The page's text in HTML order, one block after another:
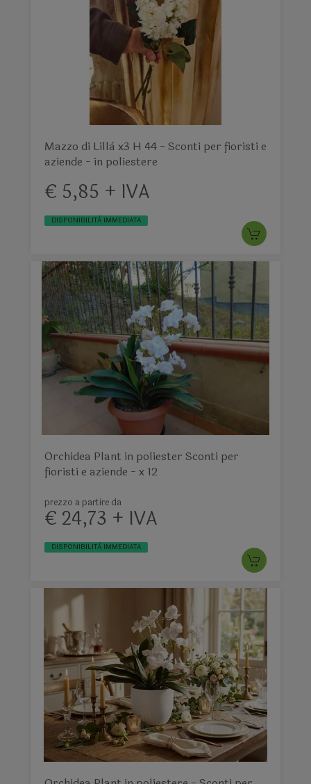
Mazzo di Lillà x3 H 44 - Sconti per fioristi e
aziende - in poliestere
€ 5,85 + IVA
DISPONIBILITÀ IMMEDIATA
Orchidea Plant in poliester Sconti per
fioristi e aziende - x 12
prezzo a partire da
€ 24,73 + IVA
DISPONIBILITÀ IMMEDIATA